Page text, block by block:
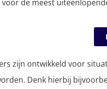
de meest
zijn ontwikkeld voor
Denk hierbij